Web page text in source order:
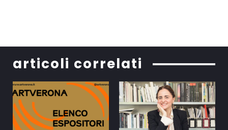
articoli correlati